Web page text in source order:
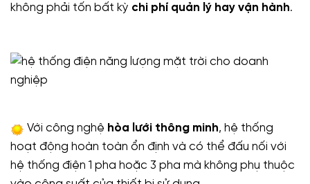
không phải tốn bất kỳ chi phí quản lý hay vận hành.
Với công nghệ hòa lưới thông minh, hệ thống
hoạt động hoàn toàn ổn định và có thể đấu nối với
hệ thống điện 1 pha hoặc 3 pha mà không phụ thuộc